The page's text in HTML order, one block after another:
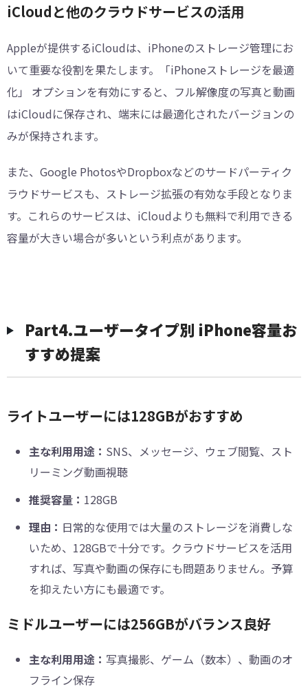
iCloudと他のクラウドサービスの活用
Appleが提供するiCloudは、iPhoneのストレージ管理にお
いて重要な役割を果たします。「iPhoneストレージを最適
化」 オプションを有効にすると、フル解像度の写真と動画
はiCloudに保存され、端末には最適化されたバージョンの
みが保持されます。
また、Google PhotosやDropboxなどのサードパーティク
ラウドサービスも、ストレージ拡張の有効な手段となりま
す。これらのサービスは、iCloudよりも無料で利用できる
容量が大きい場合が多いという利点があります。
Part4.ユーザータイプ別 iPhone容量お
すすめ提案
ライトユーザーには128GBがおすすめ
主な利用用途： SNS、メッセージ、ウェブ閲覧、スト
リーミング動画視聴
推奨容量： 128GB
理由： 日常的な使用では大量のストレージを消費しな
いため、128GBで十分です。クラウドサービスを活用
すれば、写真や動画の保存にも問題ありません。予算
を抑えたい方にも最適です。
ミドルユーザーには256GBがバランス良好
主な利用用途： 写真撮影、ゲーム（数本）、動画のオ
フライン保存